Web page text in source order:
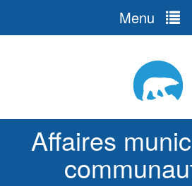
Affaires
Menu